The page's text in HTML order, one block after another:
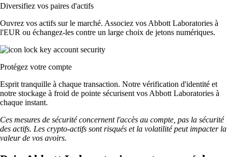
Diversifiez vos paires d'actifs
Ouvrez vos actifs sur le marché. Associez vos Abbott Laboratories à
l'EUR ou échangez-les contre un large choix de jetons numériques.
Protégez votre compte
Esprit tranquille à chaque transaction. Notre vérification d'identité et
notre stockage à froid de pointe sécurisent vos Abbott Laboratories à
chaque instant.
Ces mesures de sécurité concernent l'accès au compte, pas la sécurité
des actifs. Les crypto-actifs sont risqués et la volatilité peut impacter la
valeur de vos avoirs.